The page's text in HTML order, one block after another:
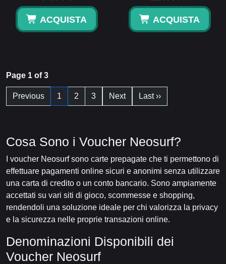
ACQUISTA ACQUISTA
Page 1 of 3
Previous 1 2 3 Next Last ››
Cosa Sono i Voucher Neosurf?
I voucher Neosurf sono carte prepagate che ti permettono di
effettuare pagamenti online sicuri e anonimi senza utilizzare
una carta di credito o un conto bancario. Sono ampiamente
accettati su vari siti di gioco, scommesse e shopping,
rendendoli una soluzione ideale per chi valorizza la privacy
e la sicurezza nelle proprie transazioni online.
Denominazioni Disponibili dei
Voucher Neosurf